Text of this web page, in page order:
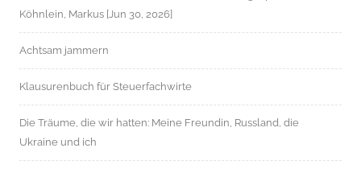
Köhnlein, Markus [Jun 30, 2026]
Achtsam jammern
Klausurenbuch für Steuerfachwirte
Die Träume, die wir hatten: Meine Freundin, Russland, die
Ukraine und ich